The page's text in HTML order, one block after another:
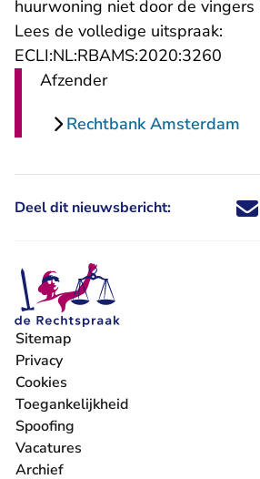
huurwoning niet door de vingers
Lees de volledige uitspraak:
ECLI:NL:RBAMS:2020:3260
Afzender
Rechtbank Amsterdam
Deel dit nieuwsbericht: Deel dit
Deel
Sitemap
Privacy
Cookies
Toegankelijkheid
Spoofing
Vacatures
- U verlaat Rechtspraak.nl
Archief